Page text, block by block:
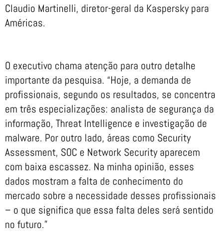
Claudio Martinelli, diretor-geral da Kaspersky para
Américas.
O executivo chama atenção para outro detalhe
importante da pesquisa. “Hoje, a demanda de
profissionais, segundo os resultados, se concentra
em três especializações: analista de segurança da
informação, Threat Intelligence e investigação de
malware. Por outro lado, áreas como Security
Assessment, SOC e Network Security aparecem
com baixa escassez. Na minha opinião, esses
dados mostram a falta de conhecimento do
mercado sobre a necessidade desses profissionais
– o que significa que essa falta deles será sentido
no futuro.”